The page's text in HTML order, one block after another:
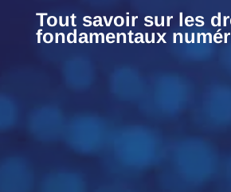
Tout savoir sur les
fondamentaux